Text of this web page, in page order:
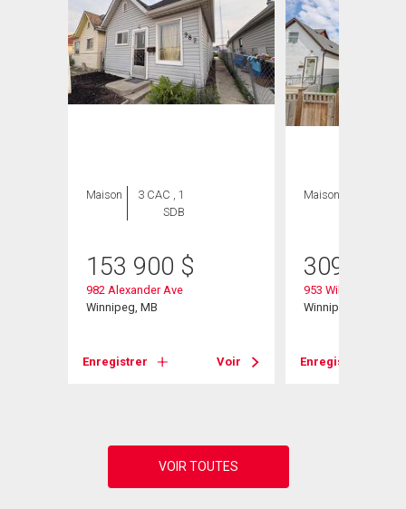
Maison
3 CAC , 1
SDB
153 900 $
982 Alexander Ave
Winnipeg, MB
Enregistrer Voir
Maison
309 000
953 William Ave
Winnipeg, MB
Enregistrer